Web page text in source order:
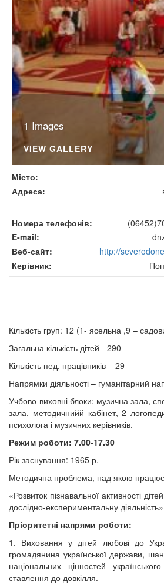
1 Images
VIEW GALLERY
Місто
Адреса
Номера телефонів
E-mail
Веб-сайт
http://
Керівник
Кількість груп: 12 (1- ясельна ,9 –
Загальна кількість дітей - 290
Кількість пед. працівників – 29
Напрямки діяльності – гуманітарний
Учбово-виховні блоки: музична зала,
зала, методичнийй кабінет, 2
психолога і музичних керівників.
Режим роботи: 7.00-17.30
Рік заснування: 1965 р.
Методична проблема, над якою
«Розвиток пізнавальної активності
дослідно-експериментальну діяльність»
Пріоритетні напрями роботи:
1. Виховання у дітей любові до
громадянина української держави,
національних цінностей
ставлення до довкілля.